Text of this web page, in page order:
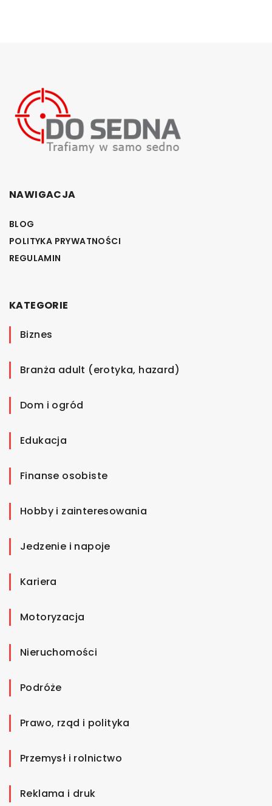
NAWIGACJA
BLOG
POLITYKA PRYWATNOŚCI
REGULAMIN
KATEGORIE
Biznes
Branża adult (erotyka, hazard)
Dom i ogród
Edukacja
Finanse osobiste
Hobby i zainteresowania
Jedzenie i napoje
Kariera
Motoryzacja
Nieruchomości
Podróże
Prawo, rząd i polityka
Przemysł i rolnictwo
Reklama i druk